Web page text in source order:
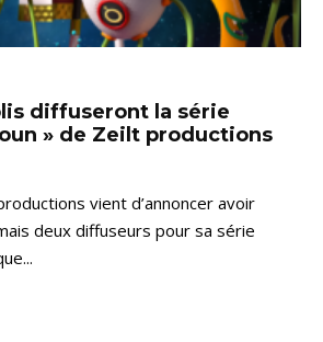
diffuseront la série
» de Zeilt productions
vient d’annoncer avoir
deux diffuseurs pour sa série